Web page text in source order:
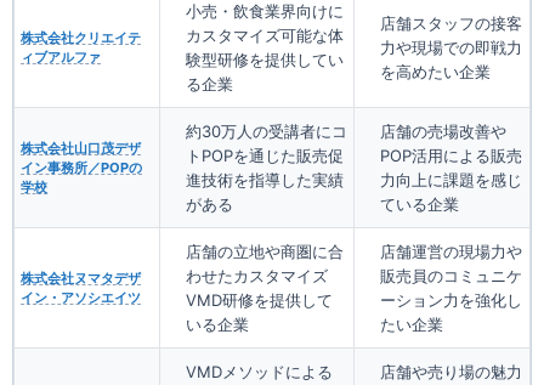
株式会社クリエイテ
ィブアルファ
小売・飲食業界向けに
カスタマイズ可能な体
験型研修を提供してい
る企業
店舗スタッフの接客
力や現場での即戦力
を高めたい企業
株式会社山口茂デザ
イン事務所／POPの
学校
約30万人の受講者にコ
トPOPを通じた販売促
進技術を指導した実績
がある
店舗の売場改善や
POP活用による販売
力向上に課題を感じ
ている企業
株式会社ヌマタデザ
イン・アソシエイツ
店舗の立地や商圏に合
わせたカスタマイズ
VMD研修を提供して
いる企業
店舗運営の現場力や
販売員のコミュニケ
ーション力を強化し
たい企業
VMDメソッドによる
店舗や売り場の魅力